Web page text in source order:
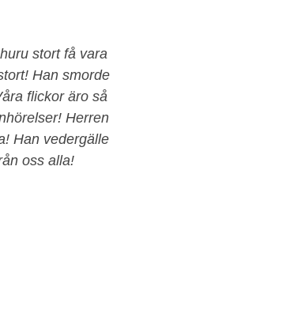
stort få vara
Han smorde
flickor äro så
Herren
Han vedergälle
oss alla!